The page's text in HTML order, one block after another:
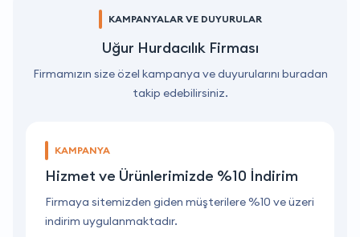
KAMPANYALAR VE DUYURULAR
Uğur Hurdacılık Firması
Firmamızın size özel kampanya ve duyurularını buradan
takip edebilirsiniz.
KAMPANYA
Hizmet ve Ürünlerimizde %10 İndirim
Firmaya sitemizden giden müşterilere %10 ve üzeri
indirim uygulanmaktadır.